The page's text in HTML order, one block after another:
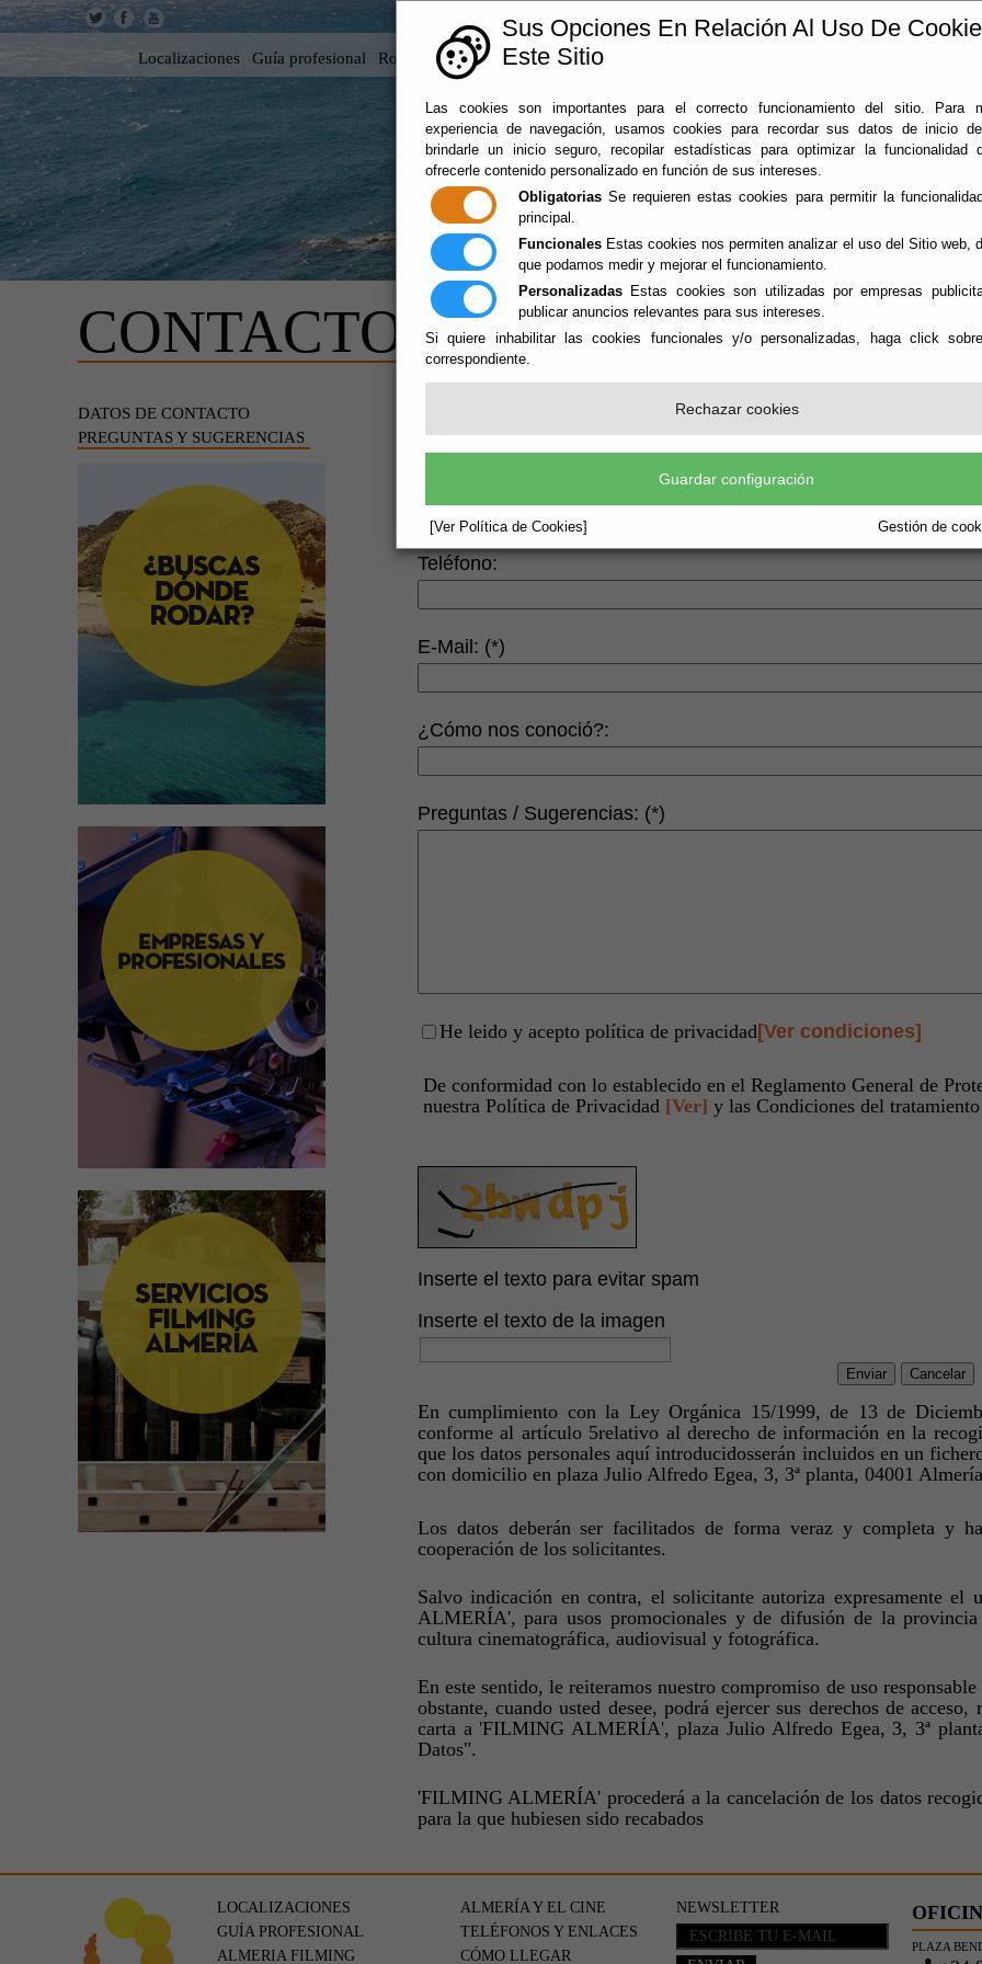
Sus Opciones En Relación Al Uso De
Este Sitio
Las cookies son importantes para el correcto funcionamiento del sitio. Para
experiencia de navegación, usamos cookies para recordar sus datos de inicio
brindarle un inicio seguro, recopilar estadísticas para optimizar la funcionalidad
ofrecerle contenido personalizado en función de sus intereses.
Obligatorias Se requieren estas cookies para permitir la
principal.
Funcionales Estas cookies nos permiten analizar el uso del Sitio web,
que podamos medir y mejorar el funcionamiento.
Personalizadas Estas cookies son utilizadas por empresas
publicar anuncios relevantes para sus intereses.
Si quiere inhabilitar las cookies funcionales y/o personalizadas, haga click
correspondiente.
Rechazar cookies
Guardar configuración
[Ver Política de Cookies] Gestión de
Localizaciones Guía profesional Rodar en Almería 360
CONTACTO
DATOS DE CONTACTO
PREGUNTAS Y SUGERENCIAS
PREGUNTAS Y SUGERENCIAS
Teléfono:
E-Mail: (*)
¿Cómo nos conoció?:
Preguntas / Sugerencias: (*)
He leido y acepto política de privacidad[Ver condiciones]
De conformidad con lo establecido en el Reglamento General de
nuestra Política de Privacidad [Ver] y las Condiciones del tratamiento
Inserte el texto para evitar spam
Inserte el texto de la imagen
Enviar Cancelar
En cumplimiento con la Ley Orgánica 15/1999, de 13 de
conforme al artículo 5relativo al derecho de información en la
que los datos personales aquí introducidosserán incluidos en un
con domicilio en plaza Julio Alfredo Egea, 3, 3ª planta, 04001
Los datos deberán ser facilitados de forma veraz y completa y
cooperación de los solicitantes.
Salvo indicación en contra, el solicitante autoriza expresamente
ALMERÍA', para usos promocionales y de difusión de la
cultura cinematográfica, audiovisual y fotográfica.
En este sentido, le reiteramos nuestro compromiso de uso
obstante, cuando usted desee, podrá ejercer sus derechos de
carta a 'FILMING ALMERÍA', plaza Julio Alfredo Egea, 3, 3ª
Datos".
'FILMING ALMERÍA' procederá a la cancelación de los datos
para la que hubiesen sido recabados
LOCALIZACIONES
GUÍA PROFESIONAL
ALMERIA FILMING
ALMERÍA Y EL CINE
TELÉFONOS Y ENLACES
CÓMO LLEGAR
NEWSLETTER
PLAZA